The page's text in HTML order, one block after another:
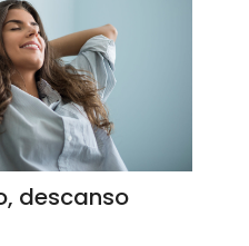
descanso